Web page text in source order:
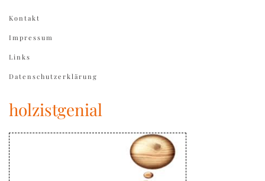
Kontakt
Impressum
Links
Datenschutzerklärung
holzistgenial